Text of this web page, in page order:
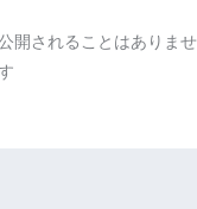
開されることはありませ